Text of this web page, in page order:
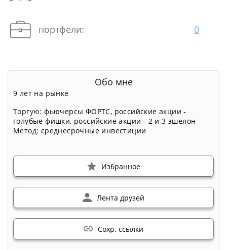
портфели: 0
Обо мне
9 лет на рынке
Торгую:фьючерсы ФОРТС, российские акции -
голубые фишки, российские акции - 2 и 3 эшелон
Метод: среднесрочные инвестиции
Избранное
Лента друзей
Сохр. ссылки